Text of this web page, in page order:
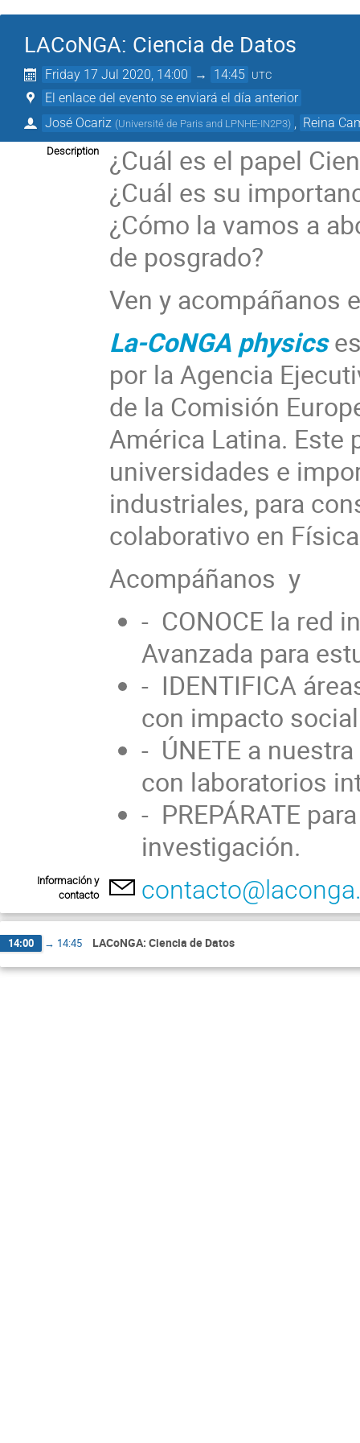
LACoNGA: Ciencia de Datos
Friday 17 Jul 2020, 14:00 → 14:45 UTC
El enlace del evento se enviará el día anterior
José Ocariz (Université de Paris and LPNHE-IN2P3) Reina
Description
¿Cuál es el papel
¿Cuál es su
¿Cómo la vamos a
de posgrado?
Ven y acompáñanos
La-CoNGA physics
por la Agencia
de la Comisión
América Latina. Este
universidades e
industriales, para
colaborativo en
Acompáñanos y
- CONOCE la red
Avanzada para
- IDENTIFICA
con impacto
- ÚNETE a
con laboratorios
- PREPÁRATE
investigación.
Información y
contacto
14:00 → 14:45 LACoNGA: Ciencia de Datos